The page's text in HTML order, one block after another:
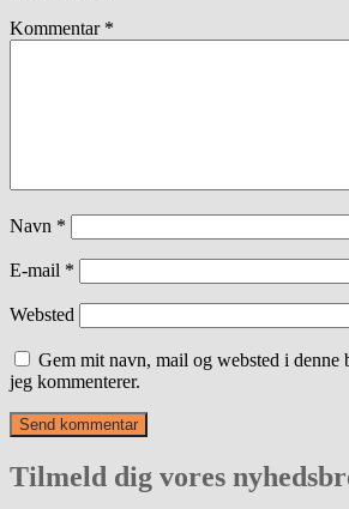
Kommentar *
Navn *
E-mail *
Websted
Gem mit navn, mail og websted i denne
jeg kommenterer.
Tilmeld dig vores